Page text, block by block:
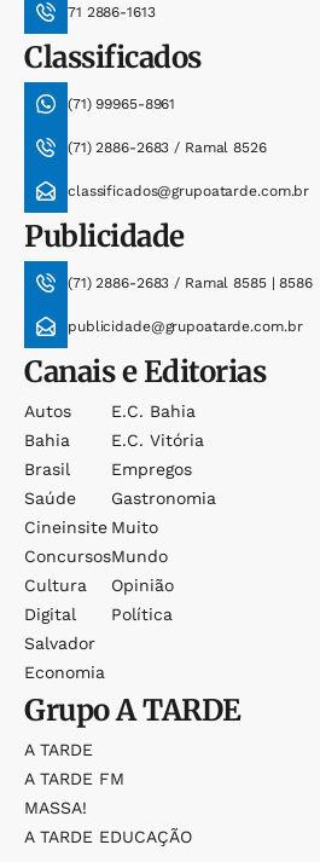
71 2886-1613
Classificados
(71) 99965-8961
(71) 2886-2683 / Ramal 8526
classificados@grupoatarde.com.br
Publicidade
(71) 2886-2683 / Ramal 8585 | 8586
publicidade@grupoatarde.com.br
Canais e Editorias
Autos
Bahia
Brasil
Saúde
Cineinsite
Concursos
Cultura
Digital
Salvador
Economia
E.c. Bahia
E.c. Vitória
Empregos
Gastronomia
Muito
Mundo
Opinião
Política
GrupoA TARDE
A TARDE
A TARDE FM
MASSA!
A TARDE EDUCAÇÃO